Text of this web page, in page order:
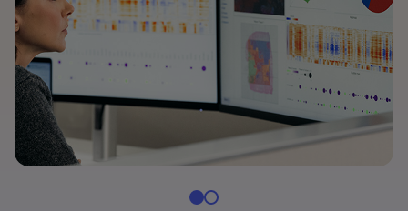
BaseSpace Sequence Hub
Illumina Connected Analytics
Emedgeneソフトウェア
Illumina Connected Insights